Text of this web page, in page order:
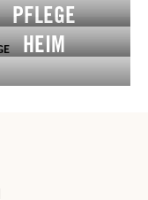
PFLEGE
HEIM